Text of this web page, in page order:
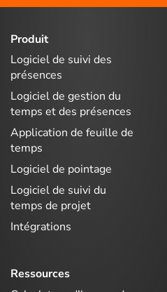
Produit
Logiciel de suivi des
présences
Logiciel de gestion du
temps et des présences
Application de feuille de
temps
Logiciel de pointage
Logiciel de suivi du
temps de projet
Intégrations
Ressources